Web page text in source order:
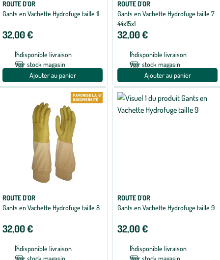
ROUTE D'OR
Gants en Vachette Hydrofuge taille 11
32,00 €
Indisponible livraison
Voir stock magasin
Ajouter au panier
ROUTE D'OR
Gants en Vachette Hydrofuge taille 7
44x15x1
32,00 €
Indisponible livraison
Voir stock magasin
Ajouter au panier
ROUTE D'OR
Gants en Vachette Hydrofuge taille 8
32,00 €
Indisponible livraison
Voir stock magasin
ROUTE D'OR
Gants en Vachette Hydrofuge taille 9
32,00 €
Indisponible livraison
Voir stock magasin